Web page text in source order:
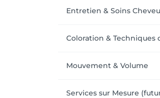
Entretien & Soins
Coloration & Techniques
Mouvement & Volume
Services sur Mesure